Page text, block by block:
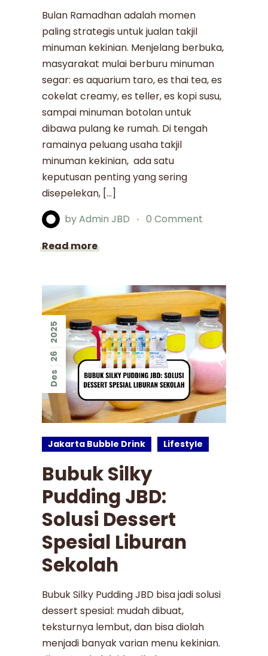
Bulan Ramadhan adalah momen
paling strategis untuk jualan takjil
minuman kekinian. Menjelang berbuka,
masyarakat mulai berburu minuman
segar: es aquarium taro, es thai tea, es
cokelat creamy, es teller, es kopi susu,
sampai minuman botolan untuk
dibawa pulang ke rumah. Di tengah
ramainya peluang usaha takjil
minuman kekinian, ada satu
keputusan penting yang sering
disepelekan, […]
byAdmin JBD
0 Comment
Read more
Des
26
2025
Jakarta Bubble Drink Lifestyle
Bubuk Silky
Pudding JBD:
Solusi Dessert
Spesial Liburan
Sekolah
Bubuk Silky Pudding JBD bisa jadi solusi
dessert spesial: mudah dibuat,
teksturnya lembut, dan bisa diolah
menjadi banyak varian menu kekinian.